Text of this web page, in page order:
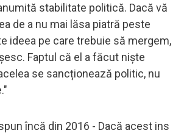
stabilitate politică. Dacă vă
de a nu mai lăsa piatră peste
ideea pe care trebuie să mergem,
Faptul că el a făcut niște
se sancționează politic, nu
încă din 2016 - Dacă acest ins